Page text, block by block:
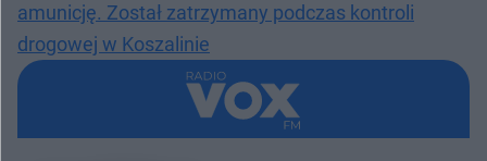
amunicję. Został zatrzymany podczas kontroli
drogowej w Koszalinie